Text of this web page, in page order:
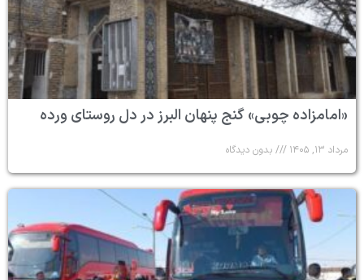
«امامزاده چوبی» گنج پنهان البرز در دل روستای ورده
مرداد ۱۳, ۱۴۰۵ بدون دیدگاه